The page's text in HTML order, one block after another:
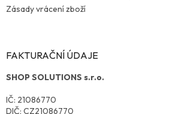
Zásady vrácení zboží
FAKTURAČNÍ ÚDAJE
SHOP SOLUTIONS s.r.o.
IČ: 21086770
DIČ: CZ21086770